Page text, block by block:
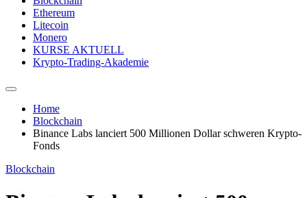
Ethereum
Litecoin
Monero
KURSE AKTUELL
Krypto-Trading-Akademie
Home
Blockchain
Binance Labs lanciert 500 Millionen Dollar schweren Krypto-
Fonds
Blockchain